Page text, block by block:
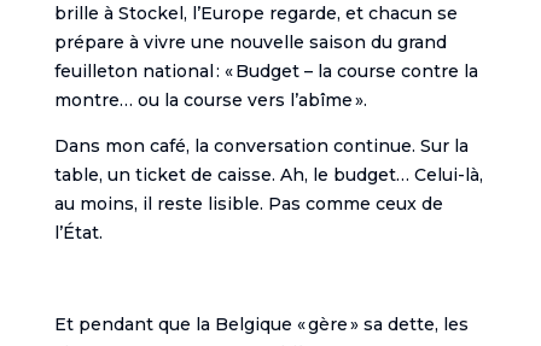
brille à Stockel, l’Europe regarde, et chacun se
prépare à vivre une nouvelle saison du grand
feuilleton national : « Budget – la course contre la
montre… ou la course vers l’abîme ».
Dans mon café, la conversation continue. Sur la
table, un ticket de caisse. Ah, le budget… Celui-là,
au moins, il reste lisible. Pas comme ceux de
l’État.
Et pendant que la Belgique « gère » sa dette, les